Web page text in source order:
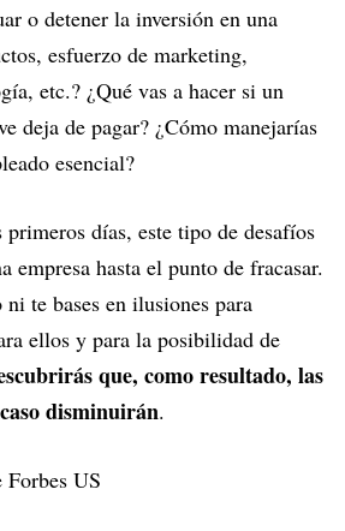
o detener la inversión en una
esfuerzo de marketing,
etc.? ¿Qué vas a hacer si un
deja de pagar? ¿Cómo manejarías
esencial?
días, este tipo de desafíos
empresa hasta el punto de fracasar.
te bases en ilusiones para
ellos y para la posibilidad de
que, como resultado, las
disminuirán.
US